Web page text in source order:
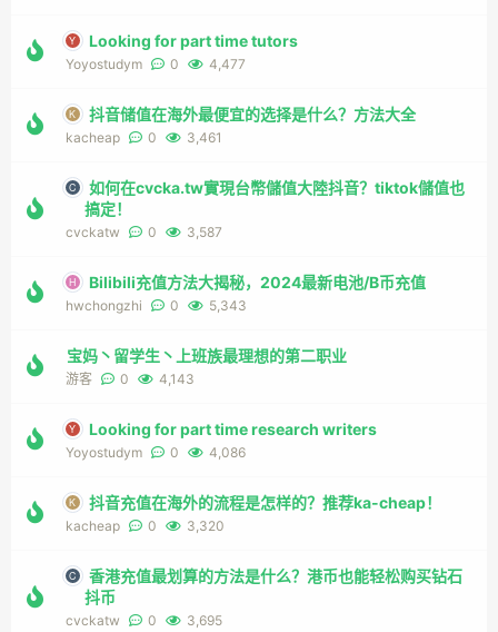
Looking for part time tutors
Yoyostudym 0 4,477
抖音储值在海外最便宜的选择是什么？方法大全
kacheap 0 3,461
如何在cvcka.tw實現台幣儲值大陸抖音？tiktok儲值也
搞定！
cvckatw 0 3,587
Bilibili充值方法大揭秘，2024最新电池/B币充值
hwchongzhi 0 5,343
宝妈丶留学生丶上班族最理想的第二职业
游客 0 4,143
Looking for part time research writers
Yoyostudym 0 4,086
抖音充值在海外的流程是怎样的？推荐ka-cheap！
kacheap 0 3,320
香港充值最划算的方法是什么？港币也能轻松购买钻石
抖币
cvckatw 0 3,695